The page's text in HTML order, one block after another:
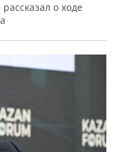
о ходе